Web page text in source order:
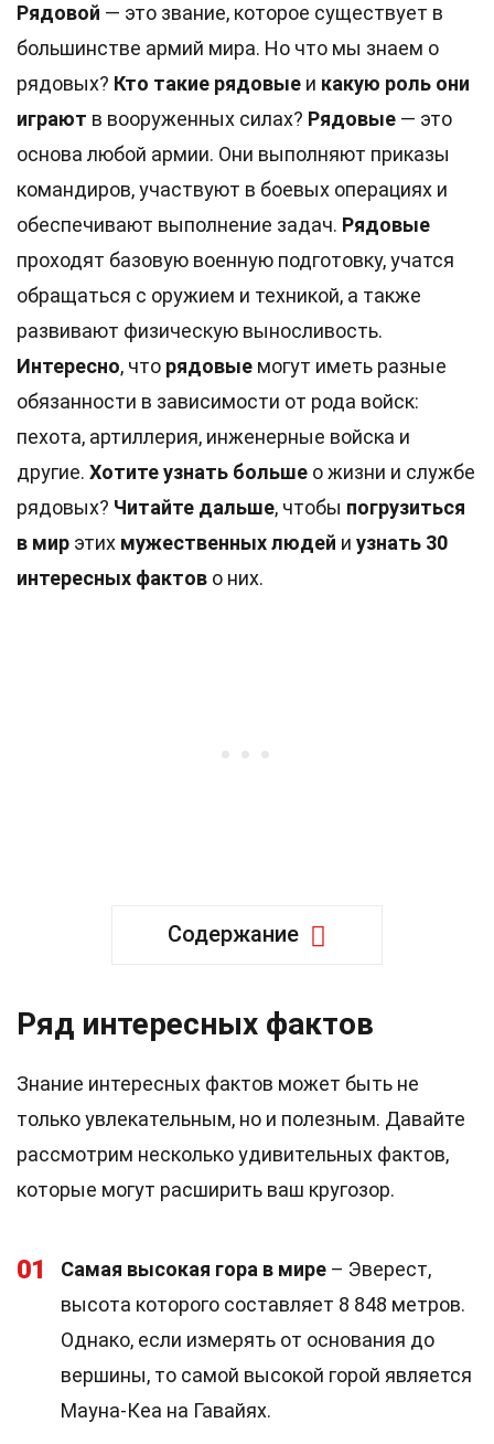
Рядовой — это звание, которое существует в
большинстве армий мира. Но что мы знаем о
рядовых? Кто такие рядовые и какую роль они
играют в вооруженных силах? Рядовые — это
основа любой армии. Они выполняют приказы
командиров, участвуют в боевых операциях и
обеспечивают выполнение задач. Рядовые
проходят базовую военную подготовку, учатся
обращаться с оружием и техникой, а также
развивают физическую выносливость.
Интересно, что рядовые могут иметь разные
обязанности в зависимости от рода войск:
пехота, артиллерия, инженерные войска и
другие. Хотите узнать больше о жизни и службе
рядовых? Читайте дальше, чтобы погрузиться
в мир этих мужественных людей и узнать 30
интересных фактов о них.
Содержание
Ряд интересных фактов
Знание интересных фактов может быть не
только увлекательным, но и полезным. Давайте
рассмотрим несколько удивительных фактов,
которые могут расширить ваш кругозор.
01 Самая высокая гора в мире – Эверест,
высота которого составляет 8 848 метров.
Однако, если измерять от основания до
вершины, то самой высокой горой является
Мауна-Кеа на Гавайях.